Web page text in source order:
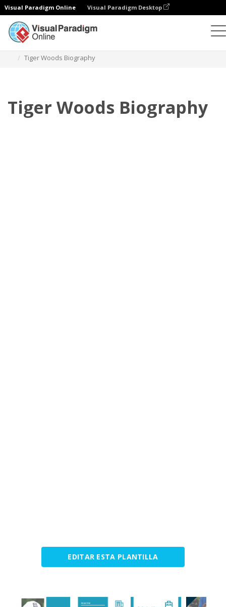
Visual Paradigm Online Visual Paradigm Desktop
Tiger Woods Biography
Tiger Woods Biography
EDITAR ESTA PLANTILLA